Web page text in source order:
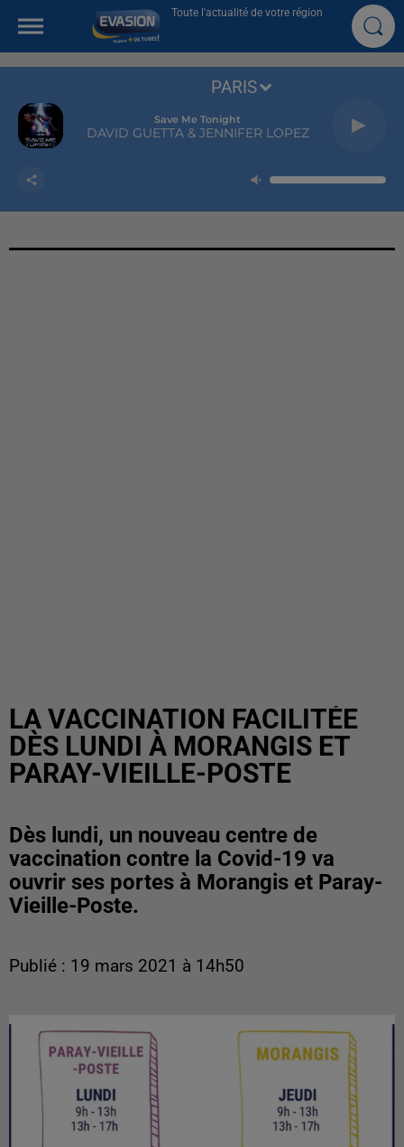
Toute l'actualité de votre région
Save Me Tonight
DAVID GUETTA & JENNIFER LOPEZ
PARIS
LA VACCINATION FACILITÉE
DÈS LUNDI À MORANGIS ET
PARAY-VIEILLE-POSTE
Dès lundi, un nouveau centre de
vaccination contre la Covid-19 va
ouvrir ses portes à Morangis et Paray-
Vieille-Poste.
Publié : 19 mars 2021 à 14h50